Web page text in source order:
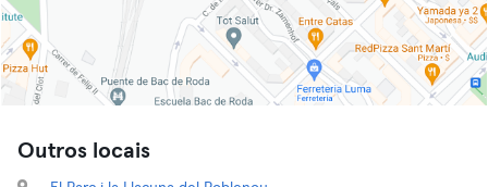
Outros locais